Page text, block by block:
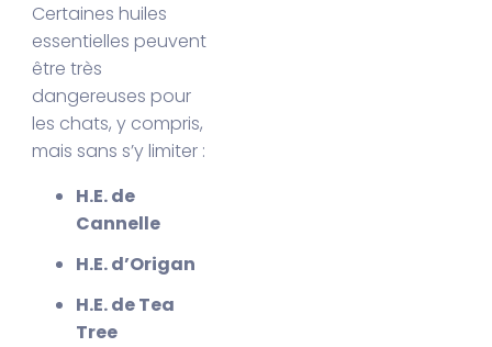
Certaines huiles
essentielles peuvent
être très
dangereuses pour
les chats, y compris,
mais sans s’y limiter :
H.E. de
Cannelle
H.E. d’Origan
H.E. de Tea
Tree